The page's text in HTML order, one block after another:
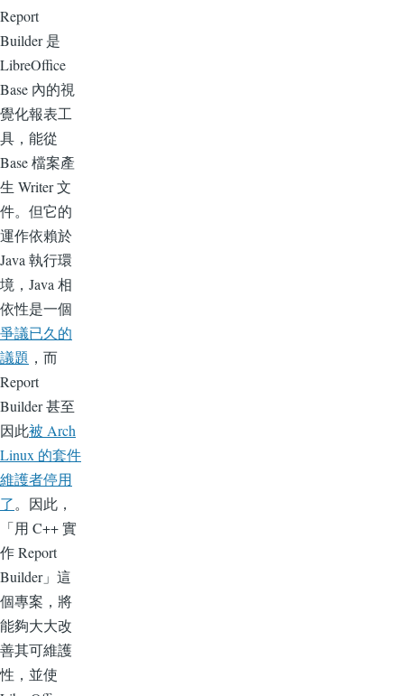
Report
Builder 是
LibreOffice
Base 內的視
覺化報表工
具，能從
Base 檔案產
生 Writer 文
件。但它的
運作依賴於
Java 執行環
境，Java 相
依性是一個
爭議已久的
議題 ，而
Report
Builder 甚至
因此被 Arch
Linux 的套件
維護者停用
了。因此，
「用 C++ 實
作 Report
Builder」這
個專案，將
能夠大大改
善其可維護
性，並使